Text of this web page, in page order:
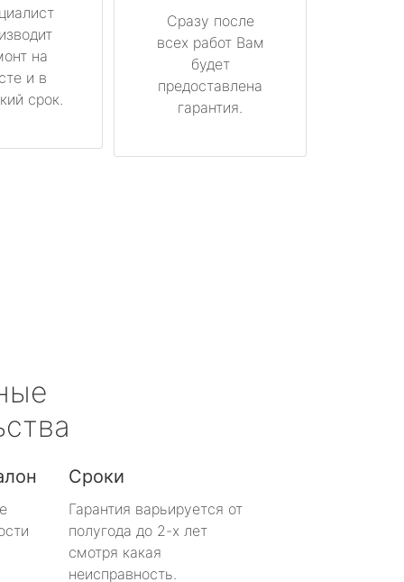
на
и в
срок.
Сразу после
всех работ Вам
будет
предоставлена
гарантия.
Сроки
Гарантия варьируется от
полугода до 2-х лет
смотря какая
неисправность.